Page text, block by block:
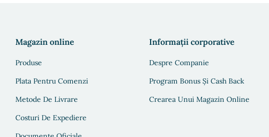
Magazin online
Produse
Plata Pentru Comenzi
Metode De Livrare
Costuri De Expediere
Informații corporative
Despre Companie
Program Bonus Și Cash Back
Crearea Unui Magazin Online